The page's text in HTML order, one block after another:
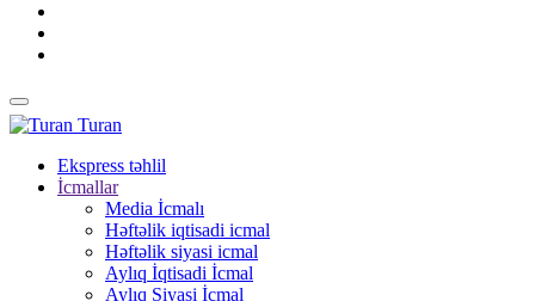
Turan
Ekspress təhlil
İcmallar
Media İcmalı
Həftəlik iqtisadi icmal
Həftəlik siyasi icmal
Aylıq İqtisadi İcmal
Aylıq Siyasi İcmal